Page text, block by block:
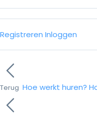
Registreren Inloggen
Terug Hoe werkt huren?